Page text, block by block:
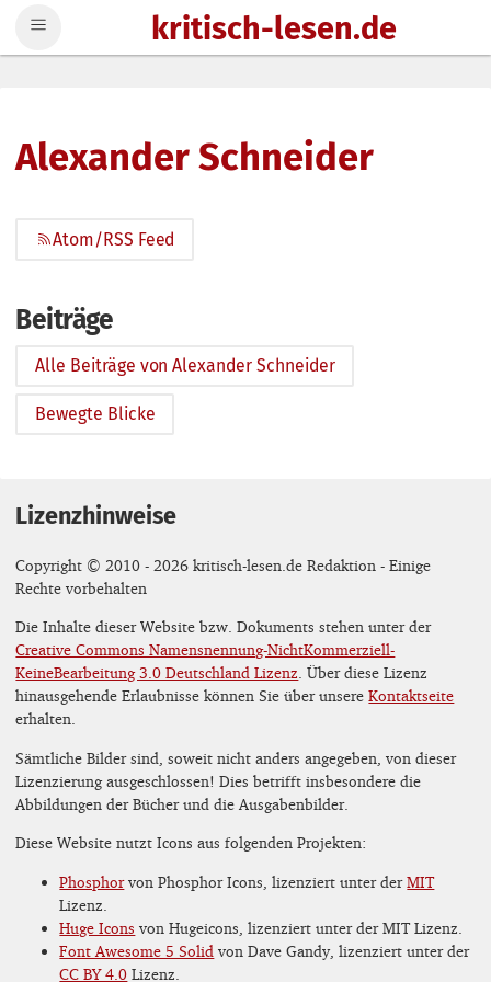
kritisch-lesen.de
Alexander Schneider
Atom/RSS Feed
Beiträge
Alle Beiträge von Alexander Schneider
Bewegte Blicke
Lizenzhinweise
Copyright © 2010 - 2026 kritisch-lesen.de Redaktion - Einige
Rechte vorbehalten
Die Inhalte dieser Website bzw. Dokuments stehen unter der
Creative Commons Namensnennung-NichtKommerziell-
KeineBearbeitung 3.0 Deutschland Lizenz. Über diese Lizenz
hinausgehende Erlaubnisse können Sie über unsereKontaktseite
erhalten.
Sämtliche Bilder sind, soweit nicht anders angegeben, von dieser
Lizenzierung ausgeschlossen! Dies betrifft insbesondere die
Abbildungen der Bücher und die Ausgabenbilder.
Diese Website nutzt Icons aus folgenden Projekten:
Phosphorvon Phosphor Icons, lizenziert unter derMIT
Lizenz.
Huge Icons von Hugeicons, lizenziert unter der MIT Lizenz.
Font Awesome 5 Solid von Dave Gandy, lizenziert unter der
CC BY 4.0 Lizenz.